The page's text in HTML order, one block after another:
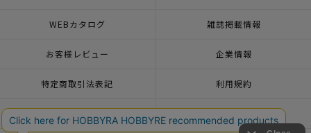
WEBカタログ 雑誌掲載情報
お客様レビュー 企業情報
特定商取引法表記 利用規約
一緒に働こう♪求人情報